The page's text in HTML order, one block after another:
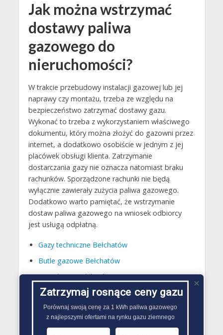
Jak można wstrzymać
dostawy paliwa
gazowego do
nieruchomości?
W trakcie przebudowy instalacji gazowej lub jej
naprawy czy montażu, trzeba ze względu na
bezpieczeństwo zatrzymać dostawy gazu.
Wykonać to trzeba z wykorzystaniem właściwego
dokumentu, który można złożyć do gazowni przez
internet, a dodatkowo osobiście w jednym z jej
placówek obsługi klienta. Zatrzymanie
dostarczania gazy nie oznacza natomiast braku
rachunków. Sporządzone rachunki nie będą
wyłącznie zawierały zużycia paliwa gazowego.
Dodatkowo warto pamiętać, że wstrzymanie
dostaw paliwa gazowego na wniosek odbiorcy
jest usługą odpłatną.
Gazy techniczne Bełchatów
Butle gazowe Bełchatów
Gaz płynny Bełchatów
LPG Bełchatów
Dostawcy gazu Bełchatów
Zatrzymaj rosnące ceny gazu
Porównaj swoją cenę za 1 kWh paliwa gazowego
z najlepszymi ofertami na rynku gazu ziemnego